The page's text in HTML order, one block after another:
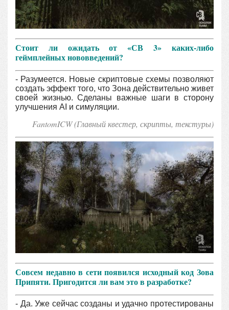
Стоит ли ожидать от «СВ 3» каких-либо
геймплейных нововведений?
- Разумеется. Новые скриптовые схемы позволяют
создать эффект того, что Зона действительно живет
своей жизнью. Сделаны важные шаги в сторону
улучшения АI и симуляции.
FantomICW (Главный квестер, скрипты, текстуры)
Совсем недавно в сети появился исходный код Зова
Припяти. Пригодится ли вам это в разработке?
- Да. Уже сейчас созданы и удачно протестированы